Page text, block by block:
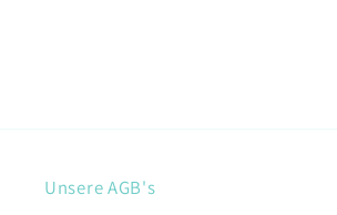
Unsere AGB's